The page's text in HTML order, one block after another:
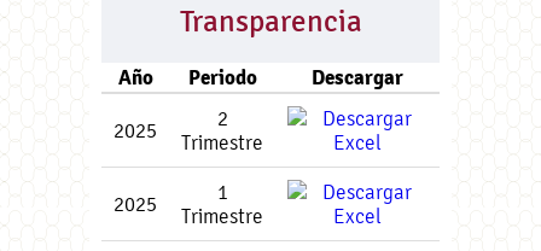
Transparencia
Año Periodo Descargar
2025
2
Trimestre
2025
1
Trimestre